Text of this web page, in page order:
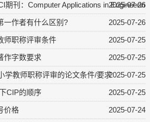
2025-07-26
期刊：Computer Applications in
2025-07-26
一作者有什么区别?
2025-07-25
师职称评审条件
2025-07-25
作字数要求
2025-07-25
学教师职称评审的论文条件/要求
2025-07-25
CIP的顺序
2025-07-24
价格